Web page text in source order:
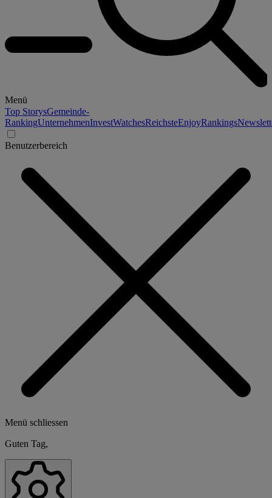
Menü
Top StorysGemeinde-
RankingUnternehmenInvestWatchesReichsteEnjoyRankings
Benutzerbereich
Menü schliessen
Guten Tag,